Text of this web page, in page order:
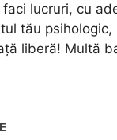
faci lucruri, cu
tău
liberă! Multă